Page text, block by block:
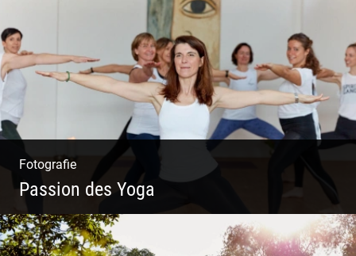
Fotografie
Passion des Yoga
Ein herzliches Team